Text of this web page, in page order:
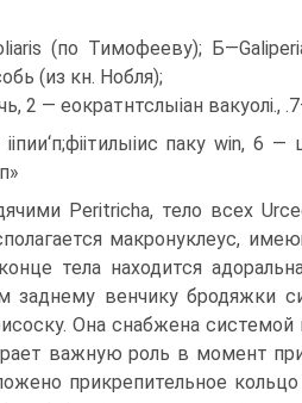
(по Тимофееву);
(из кн. Нобля);
2 — еократнтслыіан вакуолі.,
паку win,
Peritricha, тело всех
макронуклеус,
тела находится
заднему венчику бродяжки
Она снабжена
важную роль в момент
прикрепительное